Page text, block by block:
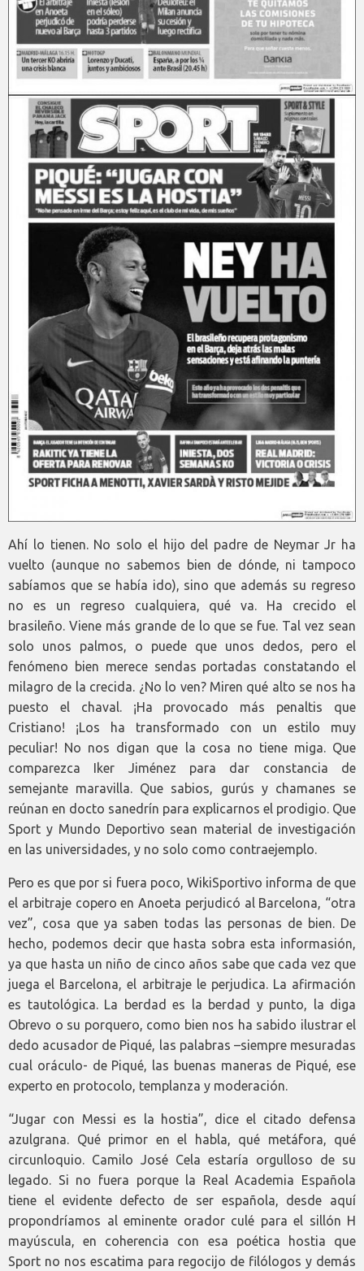
Ahí lo tienen. No solo el hijo del padre de Neymar Jr ha
vuelto (aunque no sabemos bien de dónde, ni tampoco
sabíamos que se había ido), sino que además su regreso
no es un regreso cualquiera, qué va. Ha crecido el
brasileño. Viene más grande de lo que se fue. Tal vez sean
solo unos palmos, o puede que unos dedos, pero el
fenómeno bien merece sendas portadas constatando el
milagro de la crecida. ¿No lo ven? Miren qué alto se nos ha
puesto el chaval. ¡Ha provocado más penaltis que
Cristiano! ¡Los ha transformado con un estilo muy
peculiar! No nos digan que la cosa no tiene miga. Que
comparezca Iker Jiménez para dar constancia de
semejante maravilla. Que sabios, gurús y chamanes se
reúnan en docto sanedrín para explicarnos el prodigio. Que
Sport y Mundo Deportivo sean material de investigación
en las universidades, y no solo como contraejemplo.
Pero es que por si fuera poco, WikiSportivo informa de que
el arbitraje copero en Anoeta perjudicó al Barcelona, “otra
vez”, cosa que ya saben todas las personas de bien. De
hecho, podemos decir que hasta sobra esta informasión,
ya que hasta un niño de cinco años sabe que cada vez que
juega el Barcelona, el arbitraje le perjudica. La afirmación
es tautológica. La berdad es la berdad y punto, la diga
Obrevo o su porquero, como bien nos ha sabido ilustrar el
dedo acusador de Piqué, las palabras –siempre mesuradas
cual oráculo- de Piqué, las buenas maneras de Piqué, ese
experto en protocolo, templanza y moderación.
“Jugar con Messi es la hostia”, dice el citado defensa
azulgrana. Qué primor en el habla, qué metáfora, qué
circunloquio. Camilo José Cela estaría orgulloso de su
legado. Si no fuera porque la Real Academia Española
tiene el evidente defecto de ser española, desde aquí
propondríamos al eminente orador culé para el sillón H
mayúscula, en coherencia con esa poética hostia que
Sport no nos escatima para regocijo de filólogos y demás